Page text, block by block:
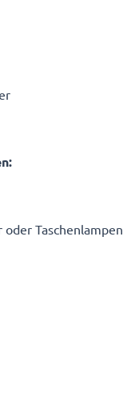
Taschenlampen